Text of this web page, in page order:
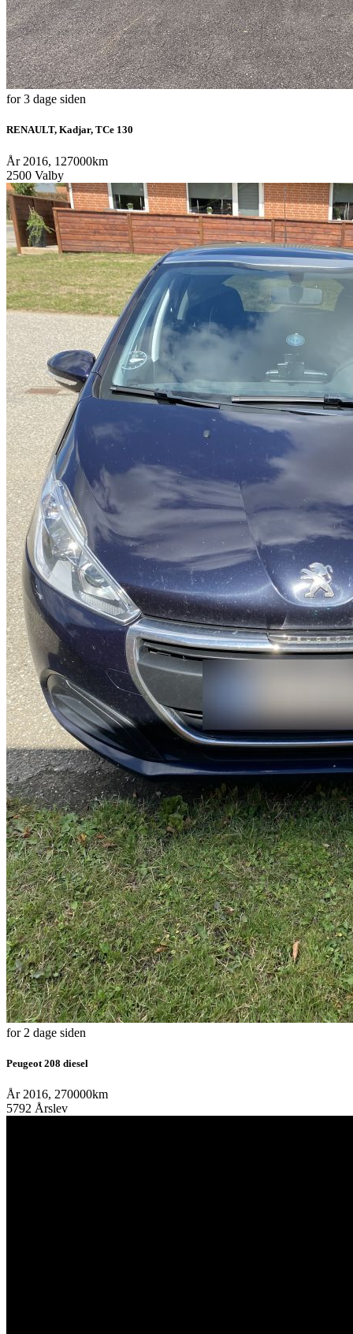
for 3 dage siden
RENAULT, Kadjar, TCe 130
År 2016, 127000km
2500 Valby
for 2 dage siden
Peugeot 208 diesel
År 2016, 270000km
5792 Årslev